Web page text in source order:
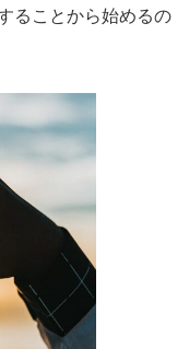
ることから始めるの